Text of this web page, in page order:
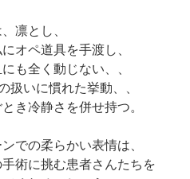
凛とし、
オペ道具を手渡し、
も全く動じない、、
扱いに慣れた挙動、、
き冷静さを併せ持つ。
での柔らかい表情は、
術に挑む患者さんたちを